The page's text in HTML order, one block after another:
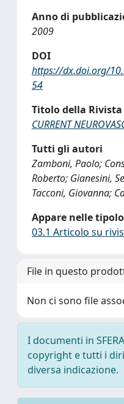
Anno di
2009
DOI
https://dx.doi.org/
54
Titolo della Rivista
CURRENT
Tutti gli autori
Zamboni, Paolo;
Roberto; Gianesini,
Tacconi, Giovanna;
Appare nelle
03.1 Articolo su
File in questo
Non ci sono file
I documenti in
copyright e tutti i
diversa indicazione.